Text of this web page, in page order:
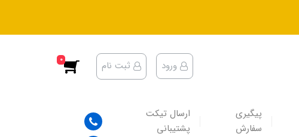
ورود ثبت نام 0
پیگیری
سفارش
ارسال تیکت
پشتیبانی